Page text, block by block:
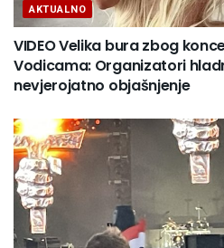
AKTUALNO
VIDEO Velika bura zbog
Vodicama: Organizatori
nevjerojatno objašnjenje